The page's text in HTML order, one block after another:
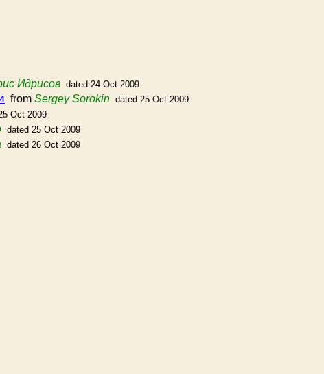
Идрисов dated 24 Oct 2009
from Sergey Sorokin dated 25 Oct 2009
Oct 2009
dated 25 Oct 2009
dated 26 Oct 2009